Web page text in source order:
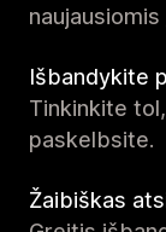
Išbandykite
Tinkinkite
paskelbsite.
Žaibiškas